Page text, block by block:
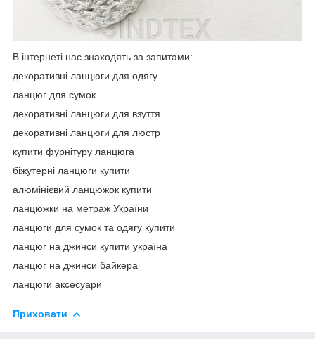
В інтернеті нас знаходять за запитами:
декоративні ланцюги для одягу
ланцюг для сумок
декоративні ланцюги для взуття
декоративні ланцюги для люстр
купити фурнітуру ланцюга
біжутерні ланцюги купити
алюмінієвий ланцюжок купити
ланцюжки на метраж України
ланцюги для сумок та одягу купити
ланцюг на джинси купити україна
ланцюг на джинси байкера
ланцюги аксесуари
Приховати